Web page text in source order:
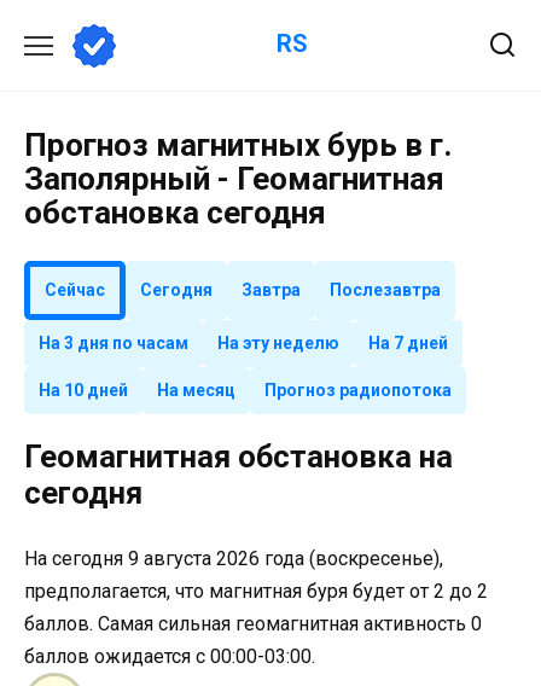
содержанию
RS
Прогноз магнитных бурь в г.
Заполярный - Геомагнитная
обстановка сегодня
Сейчас Сегодня Завтра Послезавтра
На 3 дня по часам На эту неделю На 7 дней
На 10 дней На месяц Прогноз радиопотока
Геомагнитная обстановка на
сегодня
На сегодня 9 августа 2026 года (воскресенье),
предполагается, что магнитная буря будет от 2 до 2
баллов. Самая сильная геомагнитная активность 0
баллов ожидается с 00:00-03:00.